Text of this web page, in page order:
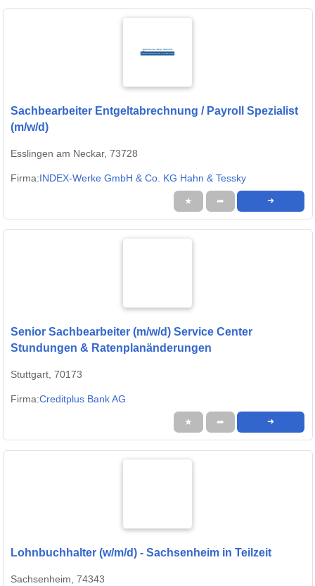
Sachbearbeiter Entgeltabrechnung / Payroll Spezialist
(m/w/d)
Esslingen am Neckar, 73728
Firma:INDEX-Werke GmbH & Co. KG Hahn & Tessky
★ ➦ ➜
Senior Sachbearbeiter (m/w/d) Service Center
Stundungen & Ratenplanänderungen
Stuttgart, 70173
Firma:Creditplus Bank AG
★ ➦ ➜
Lohnbuchhalter (w/m/d) - Sachsenheim in Teilzeit
Sachsenheim, 74343